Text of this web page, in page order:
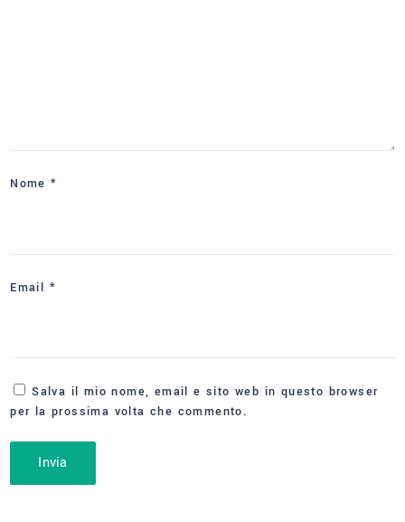
Nome*
Email *
Salva il mio nome, email e sito web in questo browser
per la prossima volta che commento.